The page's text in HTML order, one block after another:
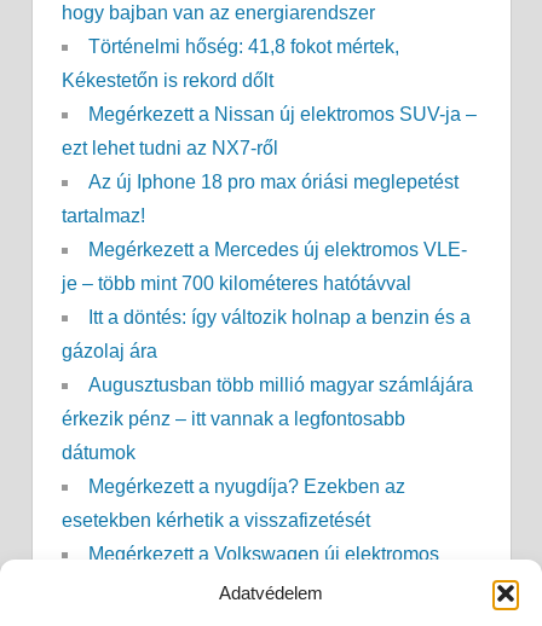
Adatvédelem
hogy bajban van az energiarendszer
Történelmi hőség: 41,8 fokot mértek,
Kékestetőn is rekord dőlt
Megérkezett a Nissan új elektromos SUV-ja –
ezt lehet tudni az NX7-ről
Az új Iphone 18 pro max óriási meglepetést
tartalmaz!
Megérkezett a Mercedes új elektromos VLE-
je – több mint 700 kilométeres hatótávval
Itt a döntés: így változik holnap a benzin és a
gázolaj ára
Augusztusban több millió magyar számlájára
érkezik pénz – itt vannak a legfontosabb
dátumok
Megérkezett a nyugdíja? Ezekben az
esetekben kérhetik a visszafizetését
Megérkezett a Volkswagen új elektromos
SUV-ja – akár 437 kilométeres hatótávval